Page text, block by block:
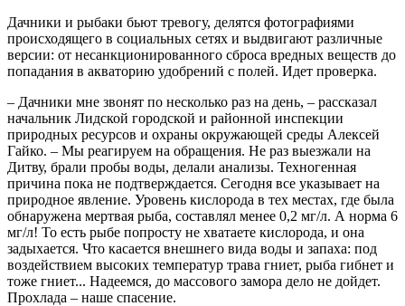
Дачники и рыбаки бьют тревогу, делятся фотографиями
происходящего в социальных сетях и выдвигают различные
версии: от несанкционированного сброса вредных веществ до
попадания в акваторию удобрений с полей. Идет проверка.
– Дачники мне звонят по несколько раз на день, – рассказал
начальник Лидской городской и районной инспекции
природных ресурсов и охраны окружающей среды Алексей
Гайко. – Мы реагируем на обращения. Не раз выезжали на
Дитву, брали пробы воды, делали анализы. Техногенная
причина пока не подтверждается. Сегодня все указывает на
природное явление. Уровень кислорода в тех местах, где была
обнаружена мертвая рыба, составлял менее 0,2 мг/л. А норма 6
мг/л! То есть рыбе попросту не хватаете кислорода, и она
задыхается. Что касается внешнего вида воды и запаха: под
воздействием высоких температур трава гниет, рыба гибнет и
тоже гниет... Надеемся, до массового замора дело не дойдет.
Прохлада – наше спасение.